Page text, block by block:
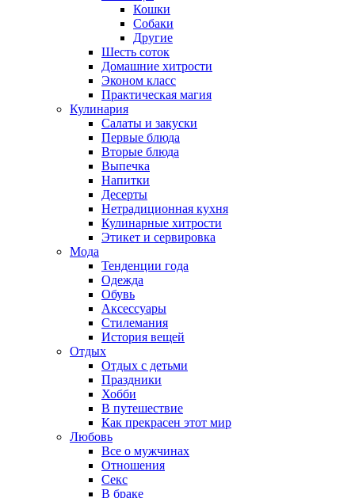
Кошки
Собаки
Другие
Шесть соток
Домашние хитрости
Эконом класс
Практическая магия
Кулинария
Салаты и закуски
Первые блюда
Вторые блюда
Выпечка
Напитки
Десерты
Нетрадиционная кухня
Кулинарные хитрости
Этикет и сервировка
Мода
Тенденции года
Одежда
Обувь
Аксессуары
Стилемания
История вещей
Отдых
Отдых с детьми
Праздники
Хобби
В путешествие
Как прекрасен этот мир
Любовь
Все о мужчинах
Отношения
Секс
В браке